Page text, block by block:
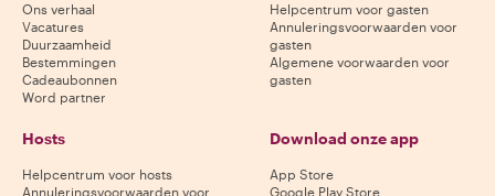
Ons verhaal
Vacatures
Duurzaamheid
Bestemmingen
Cadeaubonnen
Word partner
Helpcentrum voor gasten
Annuleringsvoorwaarden voor
gasten
Algemene voorwaarden voor
gasten
Hosts
Helpcentrum voor hosts
Annuleringsvoorwaarden voor
Download onze app
App Store
Google Play Store